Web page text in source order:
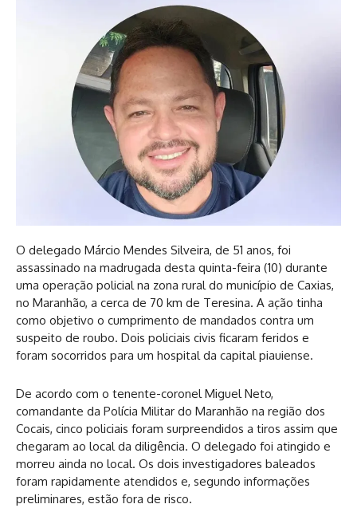
O delegado Márcio Mendes Silveira, de 51 anos, foi
assassinado na madrugada desta quinta-feira (10) durante
uma operação policial na zona rural do município de Caxias,
no Maranhão, a cerca de 70 km de Teresina. A ação tinha
como objetivo o cumprimento de mandados contra um
suspeito de roubo. Dois policiais civis ficaram feridos e
foram socorridos para um hospital da capital piauiense.
De acordo com o tenente-coronel Miguel Neto,
comandante da Polícia Militar do Maranhão na região dos
Cocais, cinco policiais foram surpreendidos a tiros assim que
chegaram ao local da diligência. O delegado foi atingido e
morreu ainda no local. Os dois investigadores baleados
foram rapidamente atendidos e, segundo informações
preliminares, estão fora de risco.